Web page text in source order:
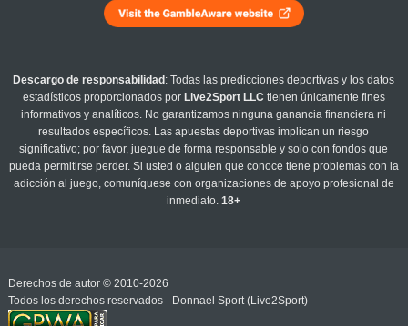
Descargo de responsabilidad : Todas las predicciones deportivas y los datos
estadísticos proporcionados por Live2Sport LLC tienen únicamente fines
informativos y analíticos. No garantizamos ninguna ganancia financiera ni
resultados específicos. Las apuestas deportivas implican un riesgo
significativo; por favor, juegue de forma responsable y solo con fondos que
pueda permitirse perder. Si usted o alguien que conoce tiene problemas con la
adicción al juego, comuníquese con organizaciones de apoyo profesional de
inmediato.18+
Derechos de autor © 2010-2026
Todos los derechos reservados - Donnael Sport (Live2Sport)